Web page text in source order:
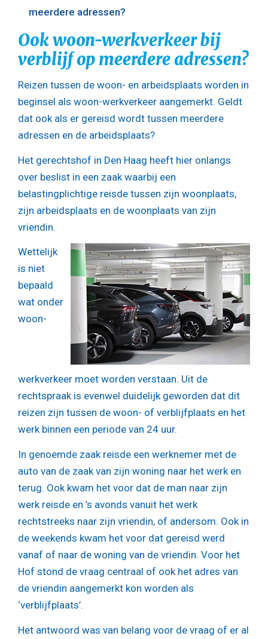
meerdere adressen?
Ook woon-werkverkeer bij
verblijf op meerdere adressen?
Reizen tussen de woon- en arbeidsplaats worden in
beginsel als woon-werkverkeer aangemerkt. Geldt
dat ook als er gereisd wordt tussen meerdere
adressen en de arbeidsplaats?
Het gerechtshof in Den Haag heeft hier onlangs
over beslist in een zaak waarbij een
belastingplichtige reisde tussen zijn woonplaats,
zijn arbeidsplaats en de woonplaats van zijn
vriendin.
Wettelijk
is niet
bepaald
wat onder
woon-
werkverkeer moet worden verstaan. Uit de
rechtspraak is evenwel duidelijk geworden dat dit
reizen zijn tussen de woon- of verblijfplaats en het
werk binnen een periode van 24 uur.
In genoemde zaak reisde een werknemer met de
auto van de zaak van zijn woning naar het werk en
terug. Ook kwam het voor dat de man naar zijn
werk reisde en ’s avonds vanuit het werk
rechtstreeks naar zijn vriendin, of andersom. Ook in
de weekends kwam het voor dat gereisd werd
vanaf of naar de woning van de vriendin. Voor het
Hof stond de vraag centraal of ook het adres van
de vriendin aangemerkt kon worden als
‘verblijfplaats’.
Het antwoord was van belang voor de vraag of er al